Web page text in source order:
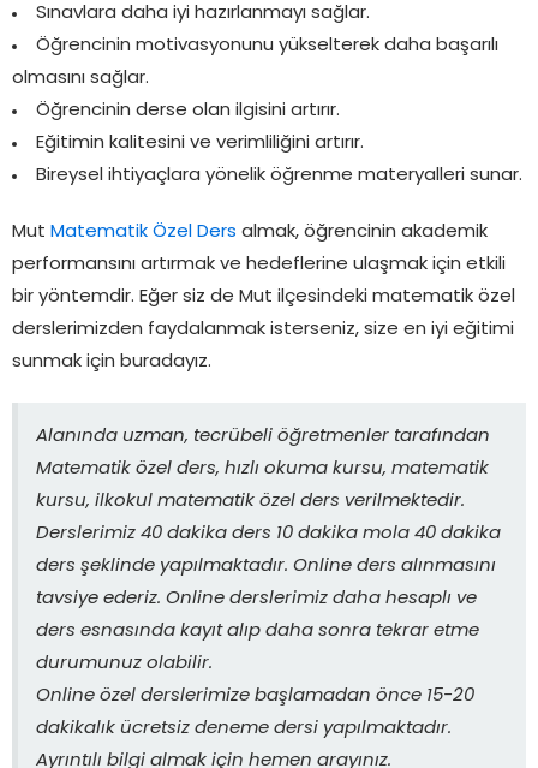
Sınavlara daha iyi hazırlanmayı sağlar.
Öğrencinin motivasyonunu yükselterek daha başarılı
olmasını sağlar.
Öğrencinin derse olan ilgisini artırır.
Eğitimin kalitesini ve verimliliğini artırır.
Bireysel ihtiyaçlara yönelik öğrenme materyalleri sunar.
Mut Matematik Özel Ders almak, öğrencinin akademik
performansını artırmak ve hedeflerine ulaşmak için etkili
bir yöntemdir. Eğer siz de Mut ilçesindeki matematik özel
derslerimizden faydalanmak isterseniz, size en iyi eğitimi
sunmak için buradayız.
Alanında uzman, tecrübeli öğretmenler tarafından
Matematik özel ders, hızlı okuma kursu, matematik
kursu, ilkokul matematik özel ders verilmektedir.
Derslerimiz 40 dakika ders 10 dakika mola 40 dakika
ders şeklinde yapılmaktadır. Online ders alınmasını
tavsiye ederiz. Online derslerimiz daha hesaplı ve
ders esnasında kayıt alıp daha sonra tekrar etme
durumunuz olabilir.
Online özel derslerimize başlamadan önce 15-20
dakikalık ücretsiz deneme dersi yapılmaktadır.
Ayrıntılı bilgi almak için hemen arayınız.